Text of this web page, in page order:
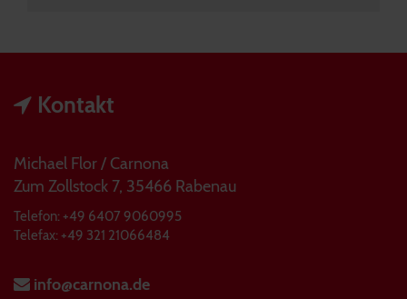
Kontakt
Michael Flor / Carnona
Zum Zollstock 7, 35466 Rabenau
Telefon: +49 6407 9060995
Telefax: +49 321 21066484
info@carnona.de